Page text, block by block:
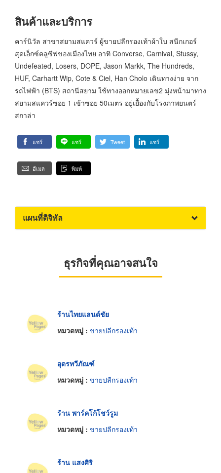
สินค้าและบริการ
คาร์นิวัล สาขาสยามสแควร์ ผู้ขายปลีกรองเท้าผ้าใบ สนีกเกอร์
สุดเอ็กซ์คลูซีฟของเมืองไทย อาทิ Converse, Carnival, Stussy,
Undefeated, Losers, DOPE, Jason Markk, The Hundreds,
HUF, Carhartt Wip, Cote & Ciel, Han Cholo เดินทางง่าย จาก
รถไฟฟ้า (BTS) สถานีสยาม ใช้ทางออกหมายเลข2 มุ่งหน้ามาทาง
สยามสแควร์ซอย 1 เข้าซอย 50เมตร อยู่เยื้องกับโรงภาพยนตร์
สกาล่า
แชร์ แชร์ Tweet แชร์
อีเมล พิมพ์
แผนที่ดิจิทัล
ธุรกิจที่คุณอาจสนใจ
ร้านไทยแลนด์ชัย
หมวดหมู่ : ขายปลีกรองเท้า
อุดรทวีภัณฑ์
หมวดหมู่ : ขายปลีกรองเท้า
ร้าน พาร์คโก้โชว์รูม
หมวดหมู่ : ขายปลีกรองเท้า
ร้าน แสงศิริ